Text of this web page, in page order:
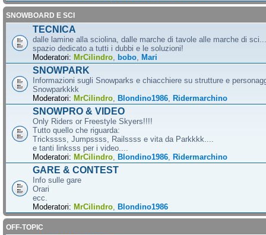
SNOWBOARD E SCI
TECNICA
dalle lamine alla sciolina, dalle marche di tavole alle marche di
spazio dedicato a tutti i dubbi e le soluzioni!
Moderatori: MrCilindro bobo Mari
SNOWPARK
Informazioni sugli Snowparks e chiacchiere su strutture e
Snowparkkkk
Moderatori: MrCilindro Blondino1986 Ridermarchino
SNOWPRO & VIDEO
Only Riders or Freestyle Skyers!!!!
Tutto quello che riguarda:
Trickssss, Jumpssss, Railssss e vita da Parkkkk....
e tanti linksss per i video....
Moderatori: MrCilindro Blondino1986 Ridermarchino
GARE & CONTEST
Info sulle gare
Orari
ecc.
Moderatori: MrCilindro Blondino1986
OFF-TOPIC